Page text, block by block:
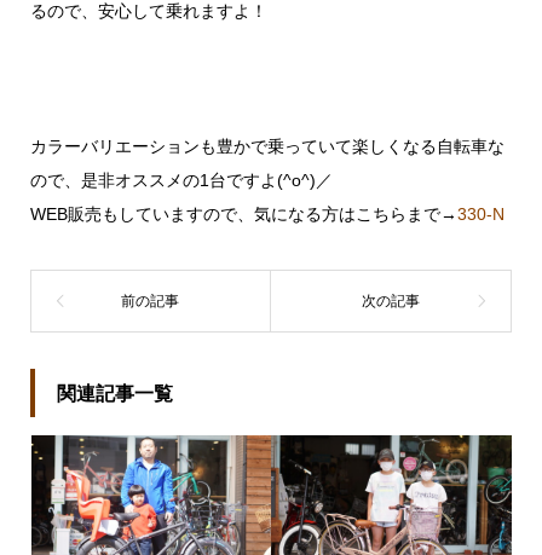
るので、安心して乗れますよ！
カラーバリエーションも豊かで乗っていて楽しくなる自転車な
ので、是非オススメの1台ですよ(^o^)／
WEB販売もしていますので、気になる方はこちらまで→330-N
関連記事一覧